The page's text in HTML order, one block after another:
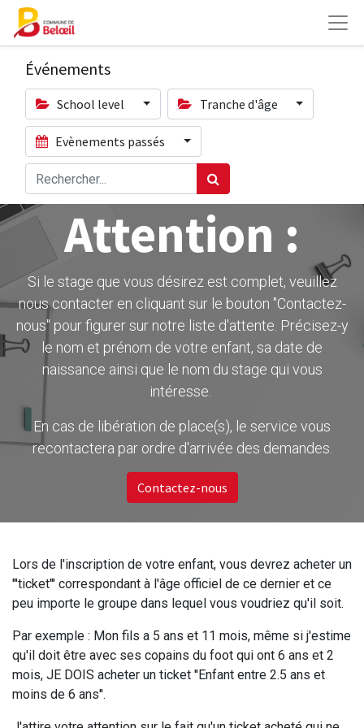
Événements
School level Tranche d'âge
Evènements passés
Attention :
Si le stage que vous désirez est complet, veuillez
nous contacter en cliquant sur le bouton ''Contactez-
nous" pour figurer sur notre liste d'attente. Précisez-y
le nom et prénom de votre enfant, sa date de
naissance ainsi que le nom du stage qui vous
intéresse.
En cas de libération de place(s), le service vous
recontactera par ordre d'arrivée des demandes.
Contactez-nous
Lors de l'inscription de votre enfant, vous devrez acheter un
'''ticket''' correspondant à l'âge officiel de ce dernier et ce
peu importe le groupe dans lequel vous voudriez qu'il soit.
Par exemple : Mon fils a 5 ans et 11 mois, même si j'estime
qu'il doit être avec ses copains du foot qui ont 6 ans et 2
mois, JE DOIS acheter un ticket ''Enfant entre 2.5 ans et
moins de 6 ans''.